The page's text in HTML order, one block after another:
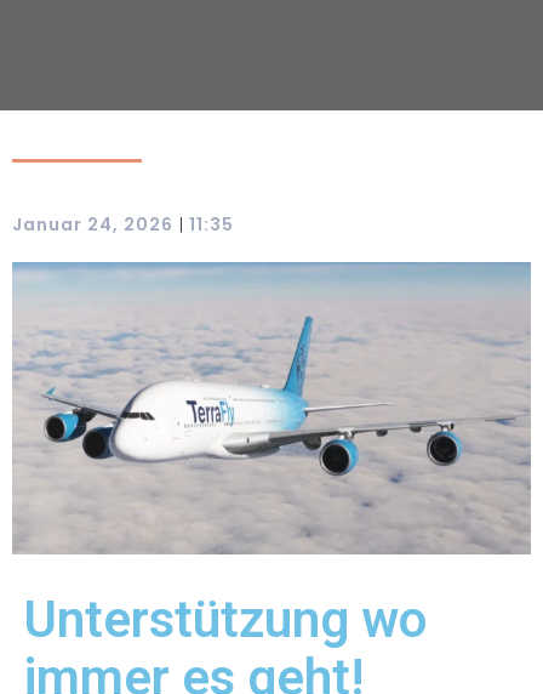
Januar 24, 2026 11:35
Unterstützung wo
immer es geht!